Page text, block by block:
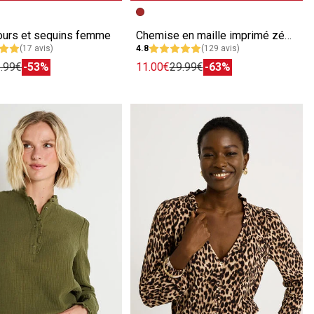
et sequins femme
(17 avis)
-53%
Image précédente
Image suivante
Chemise en maille imprimé zébré femme
4.8 (129 avis)
11.00€29.99€-63%